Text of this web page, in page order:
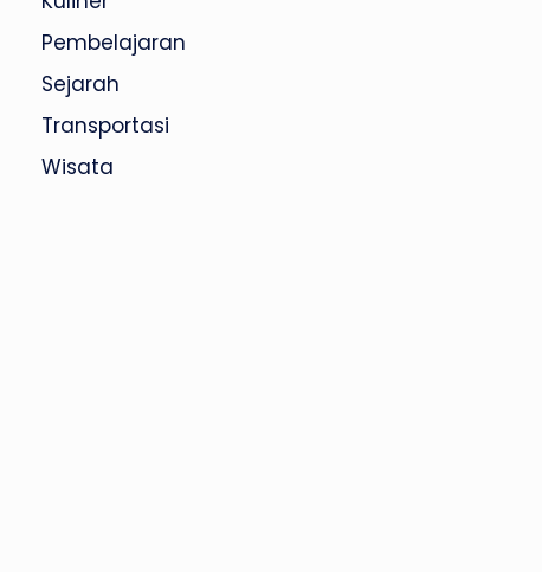
Pembelajaran
Sejarah
Transportasi
Wisata